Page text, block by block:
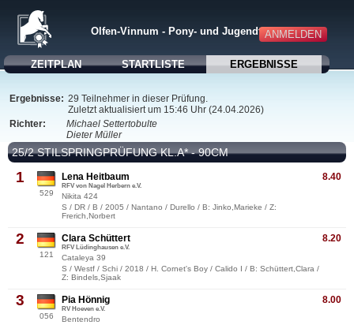
ANMELDEN
Olfen-Vinnum - Pony- und Jugendturnier 2026
ZEITPLAN STARTLISTE ERGEBNISSE
Ergebnisse: 29 Teilnehmer in dieser Prüfung.
Zuletzt aktualisiert um 15:46 Uhr (24.04.2026)
Richter:
Michael Settertobulte
Dieter Müller
25/2 STILSPRINGPRÜFUNG KL.A* - 90CM
1
529
8.40
Lena Heitbaum
RFV von Nagel Herbern e.V.
Nikita 424
S / DR / B / 2005 / Nantano / Durello / B: Jinko,Marieke / Z:
Frerich,Norbert
2
121
8.20
Clara Schüttert
RFV Lüdinghausen e.V.
Cataleya 39
S / Westf / Schi / 2018 / H. Cornet's Boy / Calido I / B: Schüttert,Clara /
Z: Bindels,Sjaak
3
056
8.00
Pia Hönnig
RV Hoeven e.V.
Bentendro